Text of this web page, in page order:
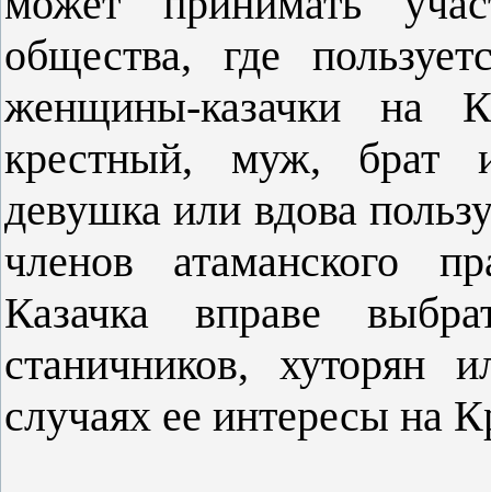
общества, где
женщины-казачки на
крестный, муж, брат
девушка или вдова
членов атаманского
Казачка вправе
станичников, хуторян
случаях ее интересы на